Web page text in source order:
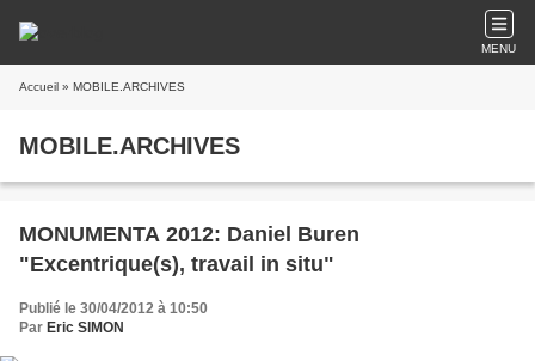
MENU
Accueil » MOBILE.ARCHIVES
MOBILE.ARCHIVES
MONUMENTA 2012: Daniel Buren
"Excentrique(s), travail in situ"
Publié le 30/04/2012 à 10:50
Par Eric SIMON